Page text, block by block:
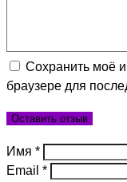
Сохранить моё
браузере для
Имя *
Email *